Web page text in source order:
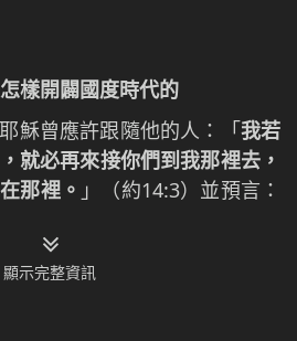
樣開闢國度時代的
穌曾應許跟隨他的人：「我若
就必再來接你們到我那裡去，
那裡。 」（約14:3）並預言：
了末世，神按照主耶穌的應許
降臨在世界的東方——中國，作
顯示完整資訊